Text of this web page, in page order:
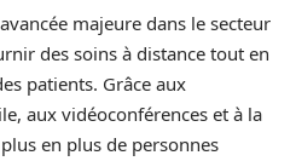
majeure dans le secteur
des soins à distance tout en
patients. Grâce aux
aux vidéoconférences et à la
en plus de personnes